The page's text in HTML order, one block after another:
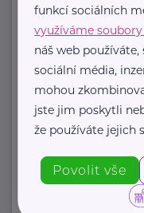
oznamovatelů
: Mgr. ...
https://
posta@msmt.cz
Nadační fond
funkcí sociálních
využíváme
náš web
sociální média,
mohou
jste jim poskytli
že používáte jejich
Povolit vše